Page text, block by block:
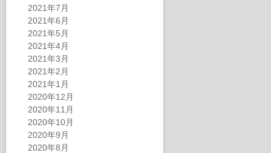
2021年7月
2021年6月
2021年5月
2021年4月
2021年3月
2021年2月
2021年1月
2020年12月
2020年11月
2020年10月
2020年9月
2020年8月